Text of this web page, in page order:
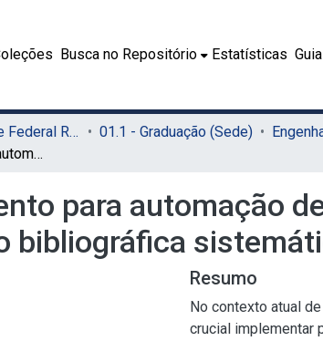
Busca no Repositório Estatísticas
01. Universidade Federal Rural de Pernambuco - UFRPE (Sede) 01.1 - Graduação (Sede)
Monitoramento para automação de processos em cultivos hidropônicos: uma revisão bibliográfica sistemática
para automação
bibliográfica
Resumo
No contexto atual
crucial implementar